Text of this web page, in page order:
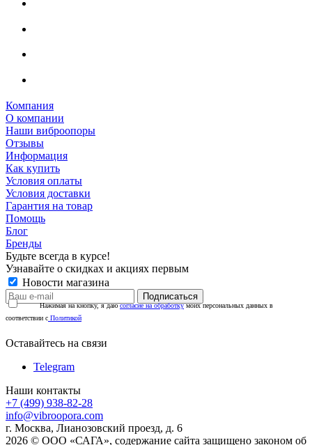
Компания
О компании
Наши виброопоры
Отзывы
Информация
Как купить
Условия оплаты
Условия доставки
Гарантия на товар
Помощь
Блог
Бренды
Будьте всегда в курсе!
Узнавайте о скидках и акциях первым
Новости магазина
Нажимая на кнопку, я даюсогласие на обработкумоих персональных данных в
соответствии с Политикой
Оставайтесь на связи
Telegram
Наши контакты
+7 (499) 938-82-28
info@vibroopora.com
г. Москва, Лианозовский проезд, д. 6
2026 © ООО «САГА», содержание сайта защищено законом об